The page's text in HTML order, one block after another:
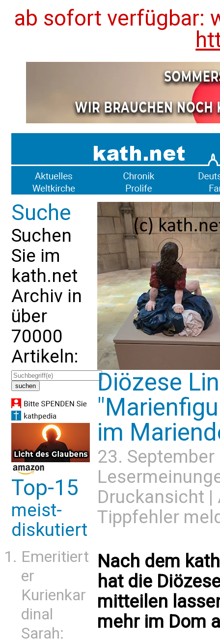
ab sofort verfügbar:
Suche
Suchen
Sie im
kath.net
Archiv in
über
70000
Artikeln:
Top-15
meist-
diskutiert
Emeritiert
er
Kurienkar
dinal
Sarah:
Diözese
im
23.
Druckansicht |
Tippfehler
Nach dem
hat die
mitteilen
mehr im Dom